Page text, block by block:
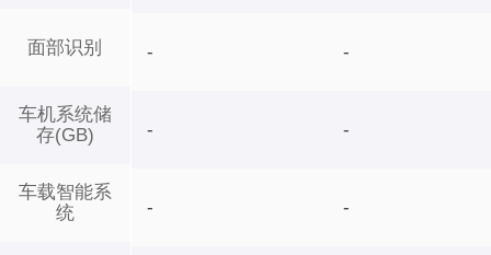
面部识别
车机系统储
存(GB)
车载智能系
统
- -
- -
- -